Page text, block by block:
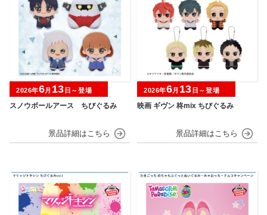
スノウボールアース ちびぐるみ
2026年6月 13 日～登場
映画 ギヴン 柊mix ちびぐるみ
2026年6月 13 日～登場